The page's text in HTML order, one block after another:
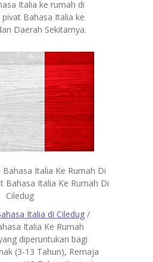
Italia ke rumah di
pivat Bahasa Italia ke
Daerah Sekitarnya.
Bahasa Italia Ke Rumah Di
Bahasa Italia Ke Rumah Di
Ciledug
Italia di Ciledug /
Italia Ke Rumah
diperuntukan bagi
(3-13 Tahun), Remaja